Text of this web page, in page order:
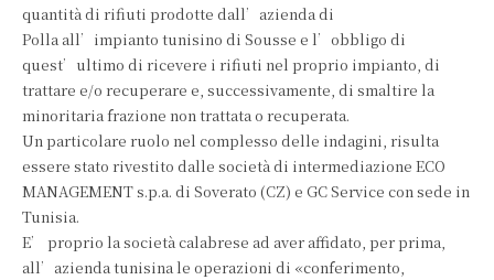
quantità di rifiuti prodotte dall’azienda di
Polla all’impianto tunisino di Sousse e l’obbligo di
quest’ultimo di ricevere i rifiuti nel proprio impianto, di
trattare e/o recuperare e, successivamente, di smaltire la
minoritaria frazione non trattata o recuperata.
Un particolare ruolo nel complesso delle indagini, risulta
essere stato rivestito dalle società di intermediazione ECO
MANAGEMENT s.p.a. di Soverato (CZ) e GC Service con sede in
Tunisia.
E’ proprio la società calabrese ad aver affidato, per prima,
all’azienda tunisina le operazioni di «conferimento,